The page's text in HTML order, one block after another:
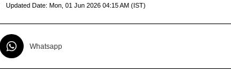
Updated Date: Mon, 01 Jun 2026 04:15 AM (IST)
Whatsapp